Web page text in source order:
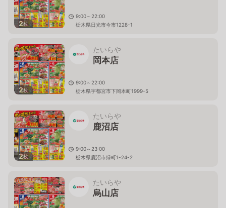
2枚
9:00～22:00
栃木県日光市今市1228-1
2枚
たいらや
岡本店
9:00～22:00
栃木県宇都宮市下岡本町1999-5
2枚
たいらや
鹿沼店
9:00～23:00
栃木県鹿沼市緑町1-24-2
たいらや
烏山店